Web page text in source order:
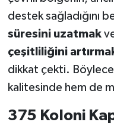
destek sağladığını
süresini uzatmak
çeşitliliğini
dikkat çekti.
kalitesinde hem de
375 Koloni